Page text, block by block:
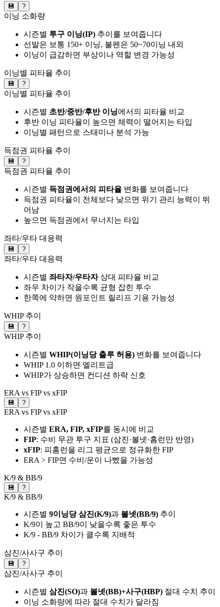
💾 ?
이닝 소화량
시즌별 투구 이닝(IP) 추이를 보여줍니다
선발은 보통 150+ 이닝, 불펜은 50~70이닝 내외
이닝이 급감하면 부상이나 역할 변경 가능성
이닝별 피타율 추이
💾 ?
이닝별 피타율 추이
시즌별 초반/중반/후반 이닝에서의 피타율 비교
후반 이닝 피타율이 높으면 체력이 떨어지는 타입
이닝별 패턴으로 스태미나 분석 가능
득점권 피타율 추이
💾 ?
득점권 피타율 추이
시즌별 득점권에서의 피타율 변화를 보여줍니다
득점권 피타율이 전체보다 낮으면 위기 관리 능력이 뛰
어남
높으면 득점권에서 무너지는 타입
좌타/우타 대응력
💾 ?
좌타/우타 대응력
시즌별 좌타자/우타자상대 피타율 비교
좌우 차이가 작을수록 균형 잡힌 투수
한쪽에 약하면 원포인트 릴리프 기용 가능성
WHIP 추이
💾 ?
WHIP 추이
시즌별 WHIP(이닝당 출루 허용) 변화를 보여줍니다
WHIP 1.0 이하면 엘리트급
WHIP가 상승하면 컨디션 하락 신호
ERA vs FIP vs xFIP
💾 ?
ERA vs FIP vs xFIP
시즌별 ERA, FIP, xFIP를 동시에 비교
FIP: 수비 무관 투구 지표 (삼진·볼넷·홈런만 반영)
xFIP: 피홈런을 리그 평균으로 정규화한 FIP
ERA > FIP면 수비/운이 나빴을 가능성
K/9 & BB/9
💾 ?
K/9 & BB/9
시즌별 9이닝당 삼진(K/9)과 볼넷(BB/9) 추이
K/9이 높고 BB/9이 낮을수록 좋은 투수
K/9 - BB/9 차이가 클수록 지배적
삼진/사사구 추이
💾 ?
삼진/사사구 추이
시즌별 삼진(SO)과 볼넷(BB)+사구(HBP) 절대 수치 추이
이닝 소화량에 따라 절대 수치가 달라짐